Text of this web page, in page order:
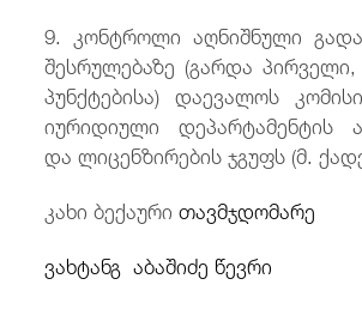
9. კონტროლი აღნიშნული
შესრულებაზე (გარდა
პუნქტებისა) დაევალოს
იურიდიული დეპარტამენტის
და ლიცენზირების ჯგუფს (მ.
კახი ბექაურითავმჯდომარე
ვახტანგ აბაშიძე წევრი